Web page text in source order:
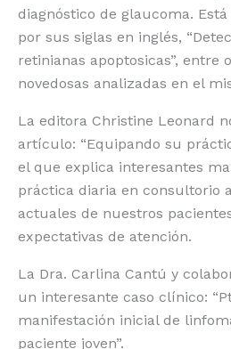
diagnóstico de glaucoma.
por sus siglas en inglés,
retinianas apoptosicas”, entre
novedosas analizadas en el
La editora Christine Leonard
artículo: “Equipando su
el que explica interesantes
práctica diaria en consultorio
actuales de nuestros
expectativas de atención.
La Dra. Carlina Cantú y
un interesante caso clínico:
manifestación inicial de
paciente joven”.